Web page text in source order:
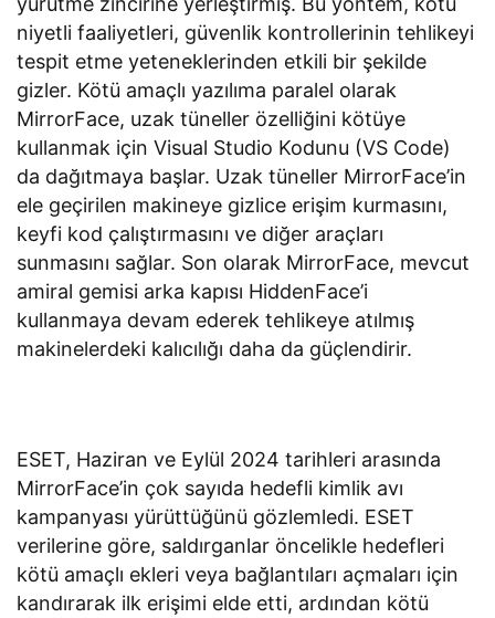
niyetli faaliyetleri, güvenlik kontrollerinin tehlikeyi
tespit etme yeteneklerinden etkili bir şekilde
gizler. Kötü amaçlı yazılıma paralel olarak
MirrorFace, uzak tüneller özelliğini kötüye
kullanmak için Visual Studio Kodunu (VS Code)
da dağıtmaya başlar. Uzak tüneller MirrorFace’in
ele geçirilen makineye gizlice erişim kurmasını,
keyfi kod çalıştırmasını ve diğer araçları
sunmasını sağlar. Son olarak MirrorFace, mevcut
amiral gemisi arka kapısı HiddenFace’i
kullanmaya devam ederek tehlikeye atılmış
makinelerdeki kalıcılığı daha da güçlendirir.
ESET, Haziran ve Eylül 2024 tarihleri arasında
MirrorFace’in çok sayıda hedefli kimlik avı
kampanyası yürüttüğünü gözlemledi. ESET
verilerine göre, saldırganlar öncelikle hedefleri
kötü amaçlı ekleri veya bağlantıları açmaları için
kandırarak ilk erişimi elde etti, ardından kötü